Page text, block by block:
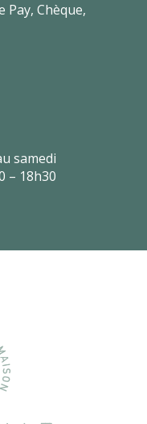
Pay, Chèque,
samedi
– 18h30